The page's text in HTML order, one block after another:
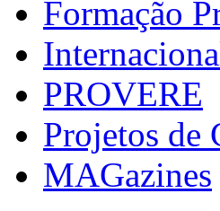
Formação
PROVERE
Projetos de
MAGazines